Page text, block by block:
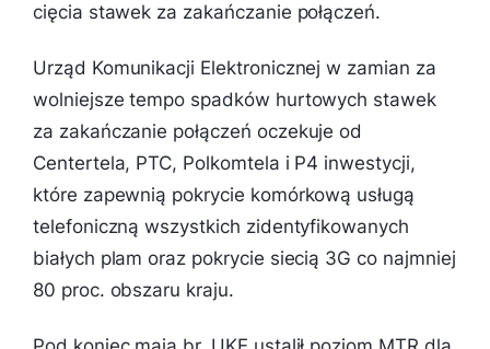
cięcia stawek za zakańczanie połączeń.
Urząd Komunikacji Elektronicznej w zamian za
wolniejsze tempo spadków hurtowych stawek
za zakańczanie połączeń oczekuje od
Centertela, PTC, Polkomtela i P4 inwestycji,
które zapewnią pokrycie komórkową usługą
telefoniczną wszystkich zidentyfikowanych
białych plam oraz pokrycie siecią 3G co najmniej
80 proc. obszaru kraju.